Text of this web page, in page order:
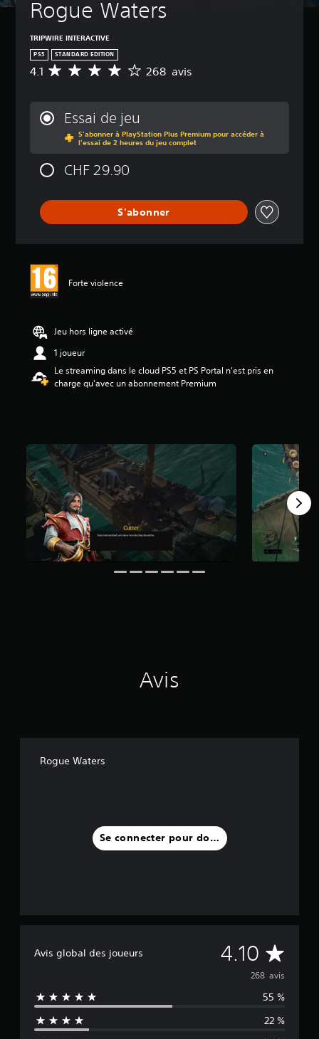
Rogue Waters
TRIPWIRE INTERACTIVE
PS5 STANDARD EDITION
M
:
4
.
1
é
o
l
r
5
(
2
6
8
a
4.1 268 avis
Essai de jeu
S'abonner à PlayStation Plus Premium pour accéder à
l'essai de 2 heures du jeu complet
CHF 29.90
S'abonner
Forte violence
Jeu hors ligne activé
1 joueur
Le streaming dans le cloud PS5 et PS Portal n'est pris en
charge qu'avec un abonnement Premium
Avis
Rogue Waters
Se connecter pour donner un avis
Avis global des joueurs 4.10 M
o
y
e
268 avis
55 %
22 %